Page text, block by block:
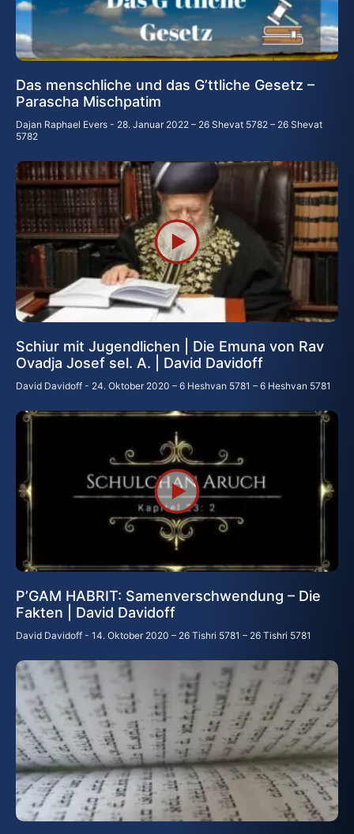
Das menschliche und das G’ttliche Gesetz –
Parascha Mischpatim
Dajan Raphael Evers
28. Januar 2022 – 26 Shevat 5782 – 26 Shevat
5782
Schiur mit Jugendlichen | Die Emuna von Rav
Ovadja Josef sel. A. | David Davidoff
David Davidoff 24. Oktober 2020 – 6 Heshvan 5781 – 6 Heshvan 5781
P’GAM HABRIT: Samenverschwendung – Die
Fakten | David Davidoff
David Davidoff 14. Oktober 2020 – 26 Tishri 5781 – 26 Tishri 5781